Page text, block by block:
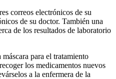
correos electrónicos de su
de su doctor. También una
de los resultados de laboratorio
para el tratamiento
los medicamentos nuevos
a la enfermera de la